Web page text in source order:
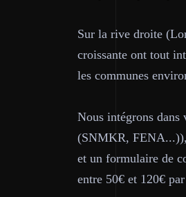
Sur la rive droite
croissante ont tout
les communes
Nous intégrons dans
(SNMKR, FENA...)),
et un formulaire de
entre 50€ et 120€